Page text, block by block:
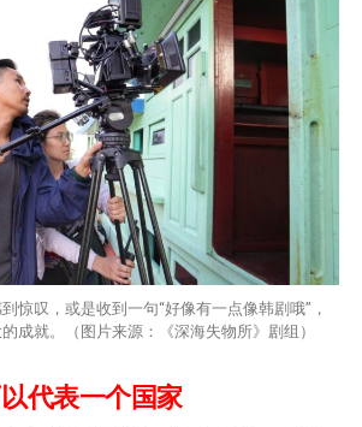
惊叹，或是收到一句“好像有一点像韩剧哦”，
成就。（图片来源：《深海失物所》剧组）
代表一个国家